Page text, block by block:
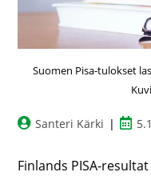
Suomen Pisa-tulokset
Santeri Kärki
Finlands PISA-